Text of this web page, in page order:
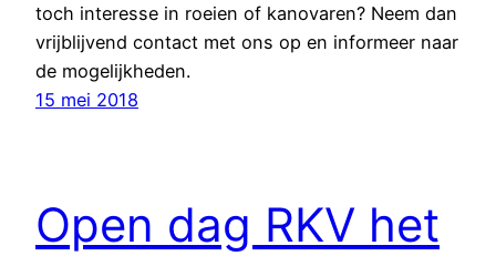
toch interesse in roeien of kanovaren? Neem dan
vrijblijvend contact met ons op en informeer naar
de mogelijkheden.
15 mei 2018
Open dag RKV het